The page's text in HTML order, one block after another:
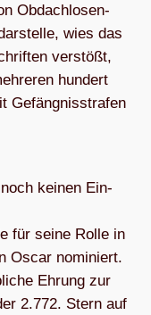
Obdach­lo­sen­
wies das
ver­stößt,
hun­dert
Gefäng­nis­stra­fen
kei­nen Ein­
für seine Rolle in
Oscar nomi­niert.
Ehrung zur
2.772. Stern auf